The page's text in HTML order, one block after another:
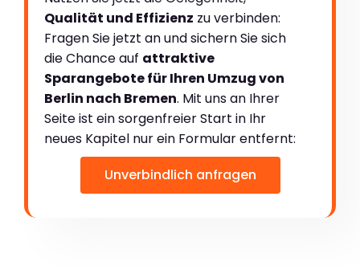
Qualität und Effizienz zu verbinden:
Fragen Sie jetzt an und sichern Sie sich
die Chance auf attraktive
Sparangebote für Ihren Umzug von
Berlin nach Bremen. Mit uns an Ihrer
Seite ist ein sorgenfreier Start in Ihr
neues Kapitel nur ein Formular entfernt:
Unverbindlich anfragen